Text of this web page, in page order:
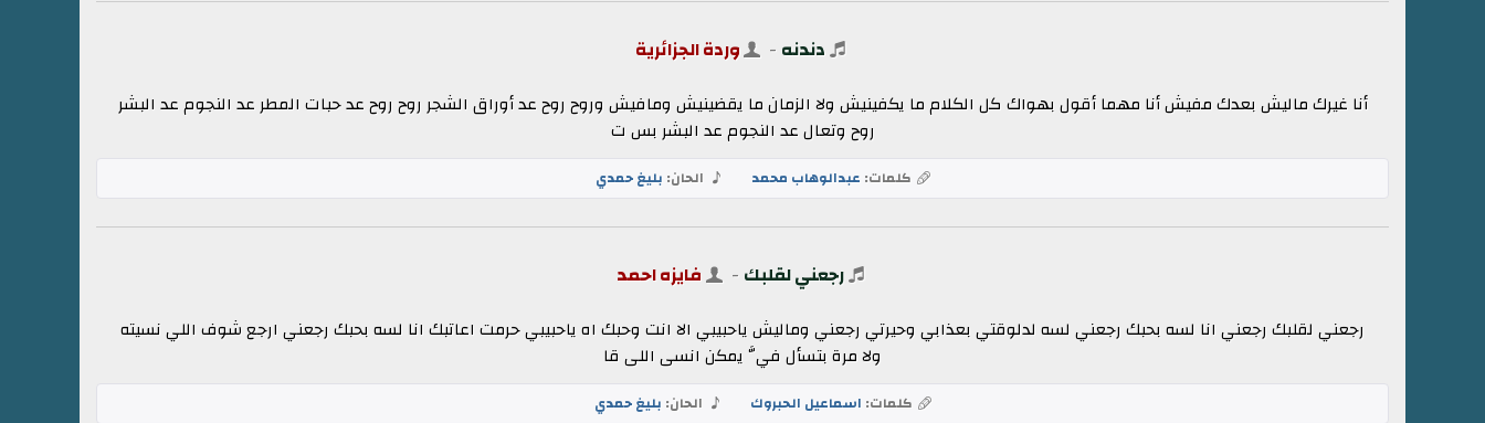
دندنه - وردة الجزائرية
أنا غيرك ماليش بعدك مفيش أنا مهما أقول بهواك كل الكلام ما يكفينيش ولا الزمان ما يقضينيش ومافيش وروح روح عد أوراق الشجر روح روح عد حبات المطر عد النجوم عد البشر
روح وتعال عد النجوم عد البشر بس ت
كلمات: عبدالوهاب محمد الحان: بليغ حمدي
رجعني لقلبك - فايزه احمد
رجعني لقلبك رجعني انا لسه بحبك رجعني لسه لدلوقتي بعذابي وحيرتي رجعني وماليش ياحبيبي الا انت وحبك اه ياحبيبي حرمت اعاتبك انا لسه بحبك رجعني ارجع شوف اللي نسيته
ولا مرة بتسأل فيَّ يمكن انسى اللى قا
كلمات: اسماعيل الحبروك الحان: بليغ حمدي